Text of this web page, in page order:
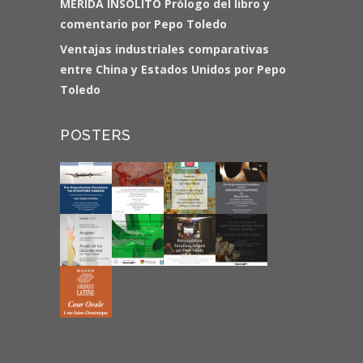
MÉRIDA INSÓLITO Prólogo del libro y
comentario por Pepo Toledo
Ventajas industriales comparativas
entre China y Estados Unidos por Pepo
Toledo
POSTERS